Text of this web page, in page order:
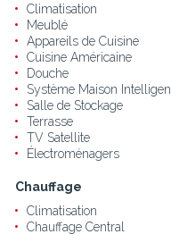
Climatisation
Meublé
Appareils de Cuisine
Cuisine Américaine
Douche
Système Maison
Salle de Stockage
Terrasse
TV Satellite
Électroménagers
Chauffage
Climatisation
Chauffage Central